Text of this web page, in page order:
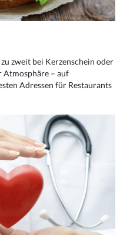
zweit bei Kerzenschein oder
Atmosphäre – auf
Adressen für Restaurants